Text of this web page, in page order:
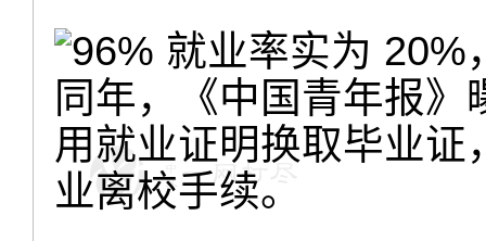
同年，《中国青年报
用就业证明换取毕业
业离校手续。